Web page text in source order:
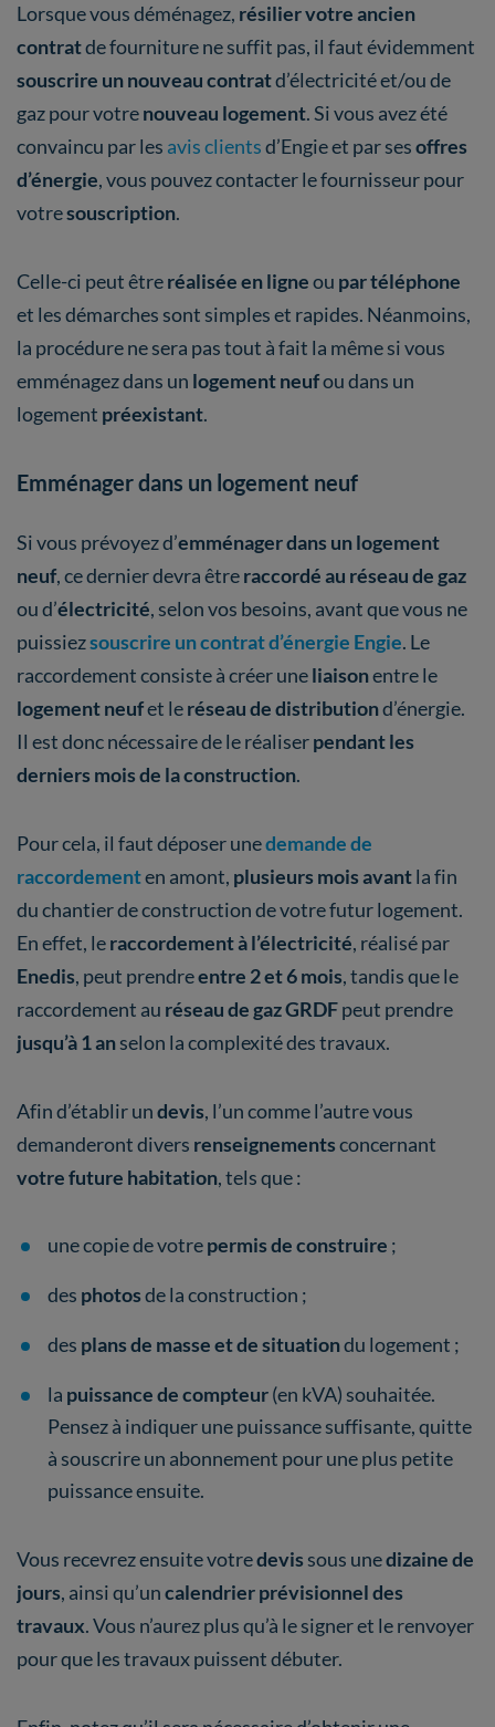
Lorsque vous déménagez, résilier votre ancien
contratde fourniture ne suffit pas, il faut évidemment
souscrire un nouveau contratd’électricité et/ou de
gaz pour votrenouveau logement. Si vous avez été
convaincu par les avis clientsd’Engie et par sesoffres
d’énergie, vous pouvez contacter le fournisseur pour
votresouscription.
Celle-ci peut êtreréalisée en ligneou par téléphone
et les démarches sont simples et rapides. Néanmoins,
la procédure ne sera pas tout à fait la même si vous
emménagez dans un logement neufou dans un
logement préexistant.
Emménager dans un logement neuf
Si vous prévoyez d’emménager dans un logement
neuf, ce dernier devra êtreraccordé au réseau de gaz
ou d’électricité, selon vos besoins, avant que vous ne
puissiezsouscrire un contrat d’énergie Engie. Le
raccordement consiste à créer uneliaisonentre le
logementneufet leréseau de distributiond’énergie.
Il est donc nécessaire de le réaliserpendant les
derniers mois de la construction.
Pour cela, il faut déposer unedemande de
raccordementen amont, plusieurs mois avantla fin
du chantier de construction de votre futur logement.
En effet, leraccordement à l’électricité, réalisé par
Enedis, peut prendreentre 2 et 6 mois, tandis que le
raccordement au réseau de gaz GRDFpeut prendre
jusqu’à 1 anselon la complexité des travaux.
Afin d’établir undevis, l’un comme l’autre vous
demanderont divers renseignementsconcernant
votre future habitation, tels que :
une copie de votrepermis de construire ;
des photosde la construction ;
des plans de masse et de situationdu logement ;
la puissance de compteur(en kVA) souhaitée.
Pensez à indiquer une puissance suffisante, quitte
à souscrire un abonnement pour une plus petite
puissance ensuite.
Vous recevrez ensuite votredevis sous unedizaine de
jours, ainsi qu’uncalendrier prévisionnel des
travaux. Vous n’aurez plus qu’à le signer et le renvoyer
pour que les travaux puissent débuter.